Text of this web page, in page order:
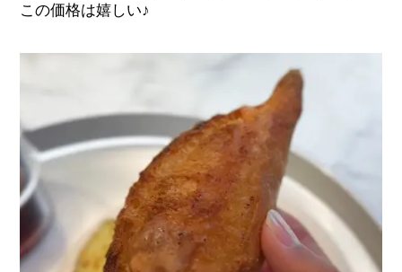
この価格は嬉しい♪